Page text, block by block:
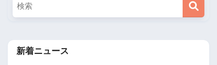
新着ニュース